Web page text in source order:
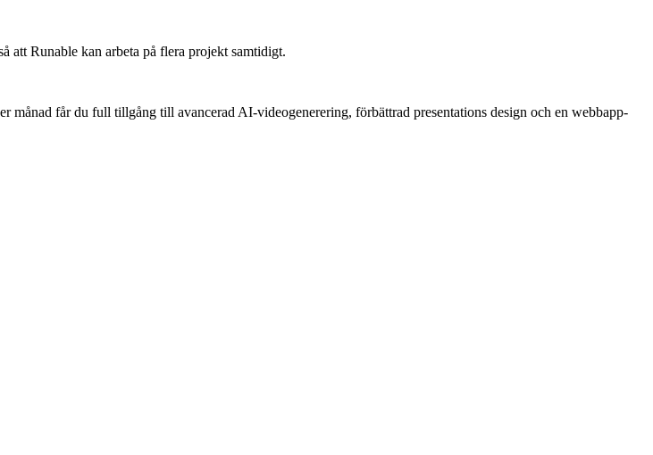
att Runable kan arbeta på flera projekt samtidigt.
får du full tillgång till avancerad AI-videogenerering, förbättrad presentations design och en webbapp-